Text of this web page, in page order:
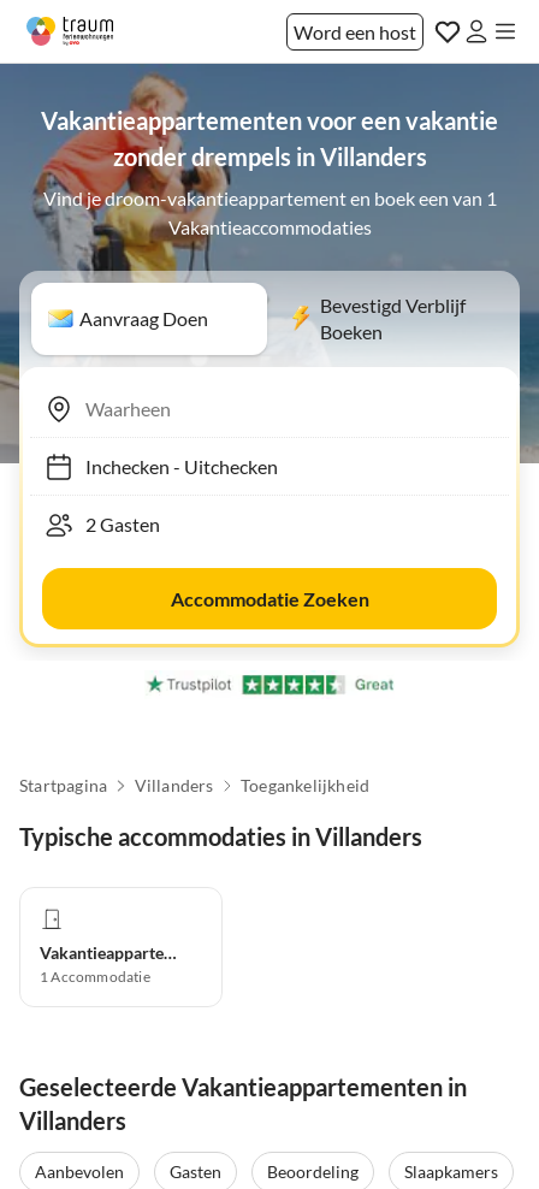
Word een host
Vakantieappartementen voor een vakantie
zonder drempels in Villanders
Vind je droom-vakantieappartement en boek een van 1
Vakantieaccommodaties
Aanvraag Doen
Bevestigd Verblijf
Boeken
Inchecken- Uitchecken
Accommodatie Zoeken
Startpagina Villanders Toegankelijkheid
Typische accommodaties in Villanders
Vakantieappartement
1Accommodatie
Geselecteerde Vakantieappartementen in
Villanders
Aanbevolen Gasten Beoordeling
Slaapkamers